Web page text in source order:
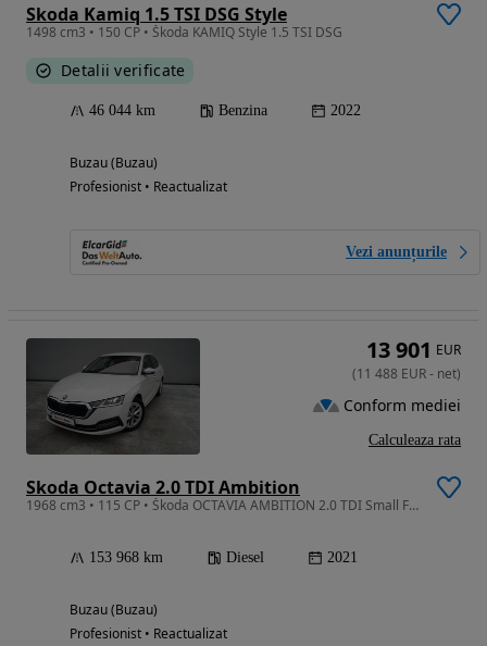
Skoda Kamiq 1.5 TSI DSG Style
1498 cm3 • 150 CP • Škoda KAMIQ Style 1.5 TSI DSG
Detalii verificate
46 044 km Benzina 2022
Buzau (Buzau)
Profesionist • Reactualizat
Vezi anunțurile
Skoda Octavia 2.0 TDI Ambition
1968 cm3 • 115 CP • Škoda OCTAVIA AMBITION 2.0 TDI Small Fleet
153 968 km Diesel 2021
Buzau (Buzau)
Profesionist • Reactualizat
13 901 EUR
(11 488 EUR- net)
Conform mediei
Calculeaza rata